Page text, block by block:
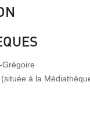
Grégoire
à la